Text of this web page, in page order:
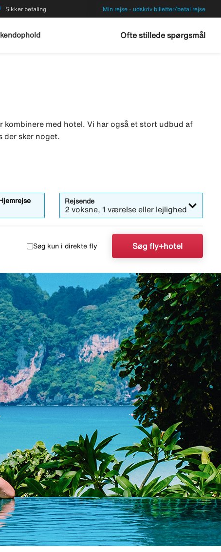
Sikker betaling Min rejse - udskriv billetter/betal rejse
Ofte stillede spørgsmål
med hotel. Vi har også et stort udbud af
der sker noget.
Hjemrejse Rejsende
2 voksne, 1 værelse eller lejlighed
Søg kun i direkte fly Søg fly+hotel